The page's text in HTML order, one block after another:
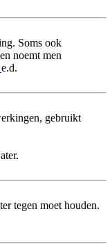
Soms ook
noemt men
e.d.
gebruikt
tegen moet houden.